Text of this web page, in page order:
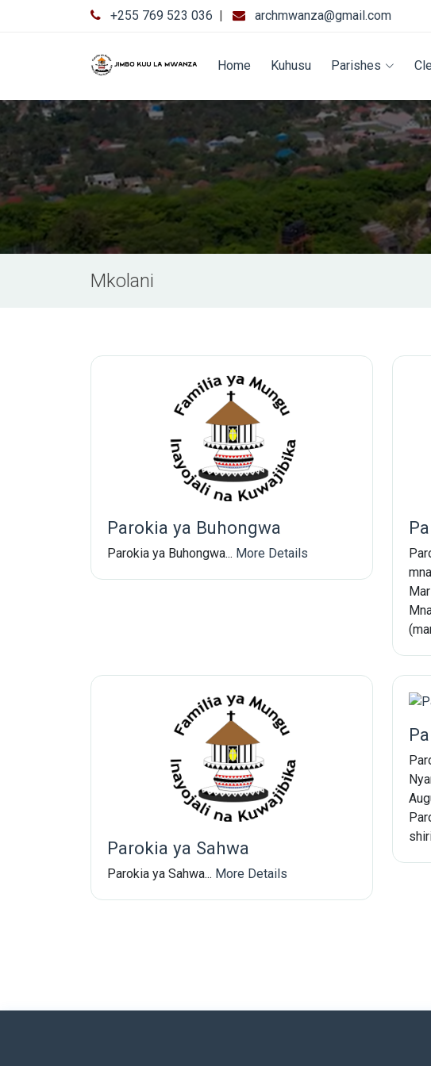
+255 769 523 036 | archmwanza@gmail.com
Home Kuhusu Parishes
Mkolani
Parokia ya Buhongwa
Parokia ya Buhongwa... More Details
Parokia ya Sahwa
Parokia ya Sahwa... More Details